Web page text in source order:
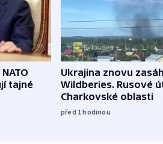
tajné
Ukrajina znovu
Wildberies. Rusové
Charkovské oblasti
před 1hodinou